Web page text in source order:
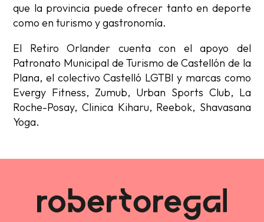
que la provincia puede ofrecer tanto en deporte
como en turismo y gastronomía.
El Retiro Orlander cuenta con el apoyo del
Patronato Municipal de Turismo de Castellón de la
Plana, el colectivo Castelló LGTBI y marcas como
Evergy Fitness, Zumub, Urban Sports Club, La
Roche-Posay, Clinica Kiharu, Reebok, Shavasana
Yoga.